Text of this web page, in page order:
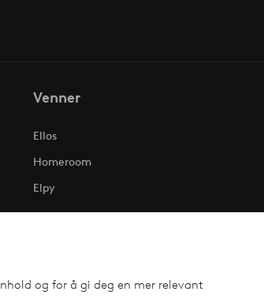
og for å gi deg en mer relevant
Venner
Ellos
Homeroom
Elpy